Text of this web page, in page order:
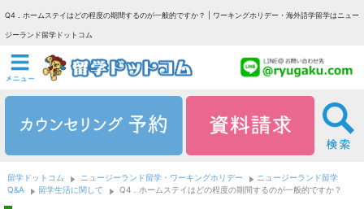
Q4．ホームステイはどの程度の期間するのが一般的ですか？ | ワーキングホリデー・海外語学留学はニュー
ジーランド留学ドットコム
留学ドットコム ニュージーランド留学・ワーキングホリデー
ニュージーランド留学
Q&A
留学生活に関して Q4．ホームステイはどの程度の期間するのが一般的ですか？